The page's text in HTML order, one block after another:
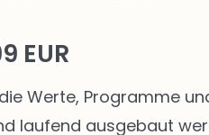
EUR
Werte, Programme
laufend ausgebaut